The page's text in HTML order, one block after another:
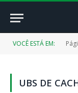
VOCÊ ESTÁ EM:
UBS DE